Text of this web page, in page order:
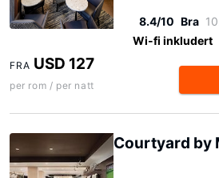
8.4/10 Bra
Wi-fi inkludert
FRA USD 127
per rom / per natt
Courtyard by